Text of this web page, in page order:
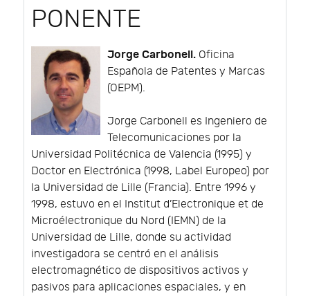
PONENTE
Jorge Carbonell. Oficina
Española de Patentes y Marcas
(OEPM).
Jorge Carbonell es Ingeniero de
Telecomunicaciones por la
Universidad Politécnica de Valencia (1995) y
Doctor en Electrónica (1998, Label Europeo) por
la Universidad de Lille (Francia). Entre 1996 y
1998, estuvo en el Institut d’Electronique et de
Microélectronique du Nord (IEMN) de la
Universidad de Lille, donde su actividad
investigadora se centró en el análisis
electromagnético de dispositivos activos y
pasivos para aplicaciones espaciales, y en